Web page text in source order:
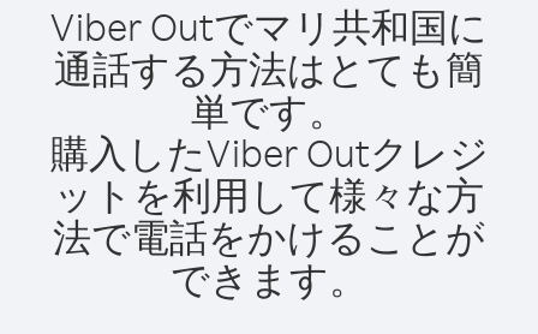
Viber Outでマリ共和国に
通話する方法はとても簡
単です。
購入したViber Outクレジ
ットを利用して様々な方
法で電話をかけることが
できます。